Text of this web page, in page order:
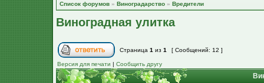
Список форумов » Виноградарство » Вредители
Виноградная улитка
Страница 1 из 1 [ Сообщений: 12 ]
Версия для печати | Сообщить другу